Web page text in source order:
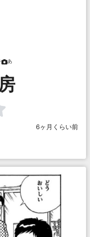
あ
6ヶ月くらい前